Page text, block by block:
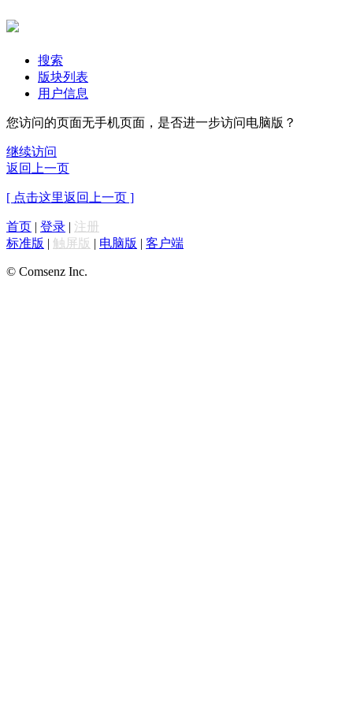
搜索
版块列表
用户信息
您访问的页面无手机页面，是否进一步访问电脑版？
继续访问
返回上一页
[ 点击这里返回上一页 ]
首页 | 登录 | 注册
标准版 | 触屏版 | 电脑版 | 客户端
© Comsenz Inc.